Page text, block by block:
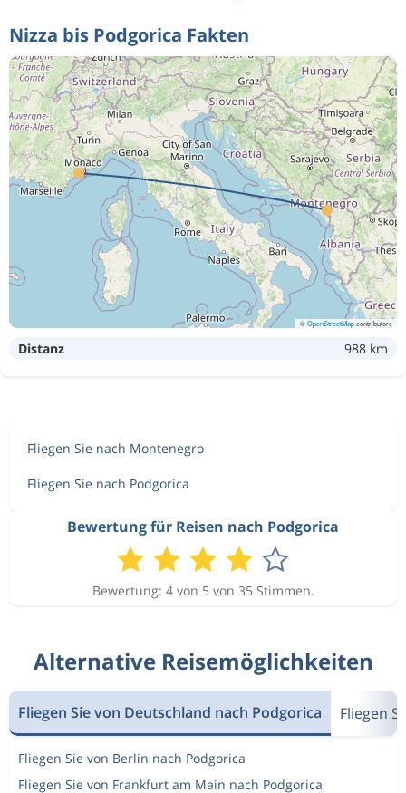
Nizza bis Podgorica Fakten
©OpenStreetMapcontributors
Distanz 988 km
Fliegen Sie nach Montenegro
Fliegen Sie nach Podgorica
Bewertung für Reisen nach Podgorica
Bewertung: 4 von 5 von 35 Stimmen.
Alternative Reisemöglichkeiten
Fliegen Sie von Deutschland nach Podgorica Fliegen
Fliegen Sie von Berlin nach Podgorica
Fliegen Sie von Frankfurt am Main nach Podgorica